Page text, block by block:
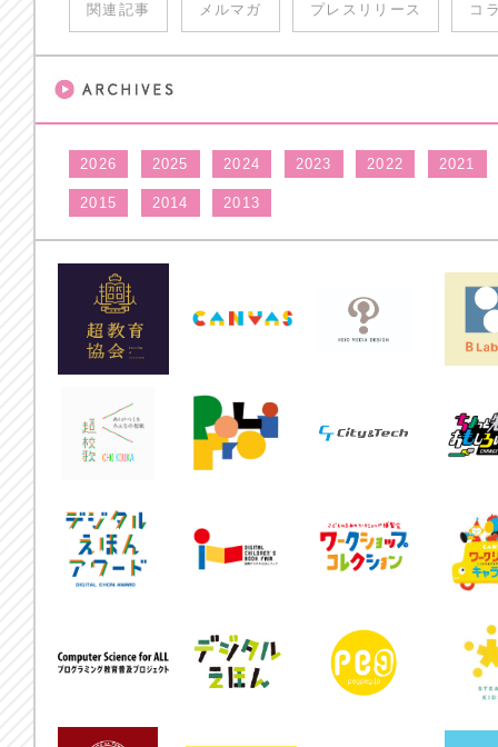
関連記事 メルマガ プレスリリース コ
2026 2025 2024 2023 2022 2021
2015 2014 2013